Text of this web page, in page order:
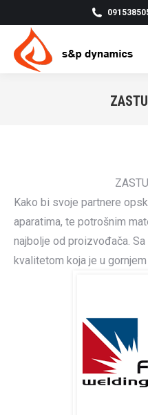
Kako bi svoje partnere
aparatima, te potrošnim
najbolje od proizvođača.
kvalitetom koja je u